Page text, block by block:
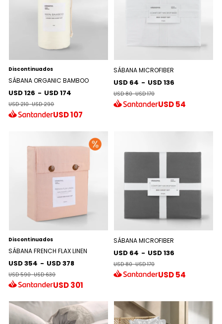
Discontinuados
SÁBANA ORGANIC BAMBOO
USD 126 - USD 174
USD 210-USD 290
USD107
SÁBANA MICROFIBER
USD 64 - USD 136
USD 80-USD 170
USD54
Discontinuados
SÁBANA FRENCH FLAX LINEN
USD 354 - USD 378
USD 590-USD 630
USD301
SÁBANA MICROFIBER
USD 64 - USD 136
USD 80-USD 170
USD54